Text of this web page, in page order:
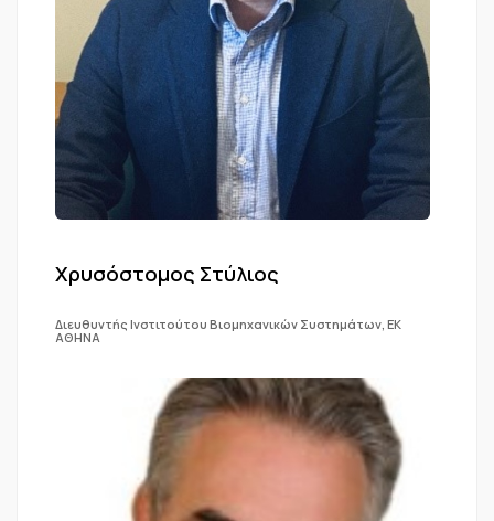
Χρυσόστομος Στύλιος
Διευθυντής Ινστιτούτου Βιομηχανικών Συστημάτων, ΕΚ
ΑΘΗΝΑ